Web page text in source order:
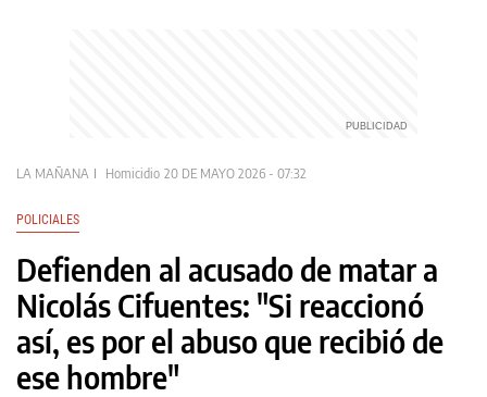
LA MAÑANA Homicidio 20 DE MAYO 2026 - 07:32
POLICIALES
Defienden al acusado de matar a
Nicolás Cifuentes: "Si reaccionó
así, es por el abuso que recibió de
ese hombre"